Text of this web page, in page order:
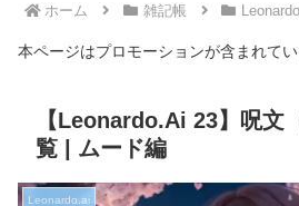
ホーム 雑記帳
本ページはプロモーションが含まれて
【Leonardo.Ai 23】呪文
覧 | ムード編
Leonardo.ai